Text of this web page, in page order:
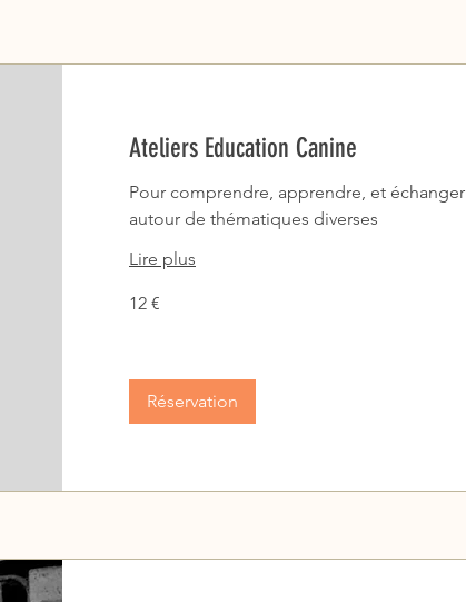
Ateliers Education Canine
Pour comprendre, apprendre, et échanger
autour de thématiques diverses
Lire plus
euros
12 €
Réservation